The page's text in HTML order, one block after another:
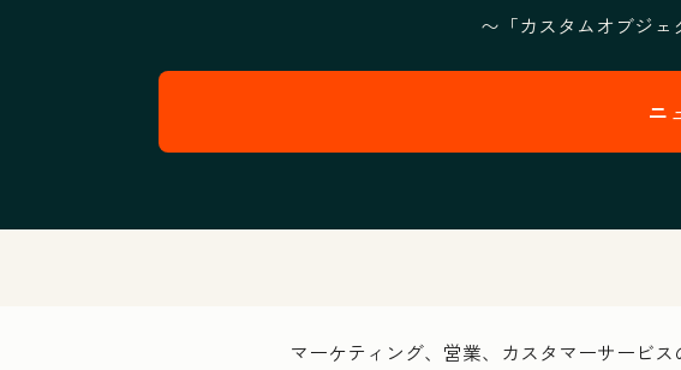
〜「カスタムオブジ
ニ
マーケティング、営業、カスタマーサービ